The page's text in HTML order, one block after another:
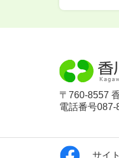
〒760-8557
電話番号087-
サイ